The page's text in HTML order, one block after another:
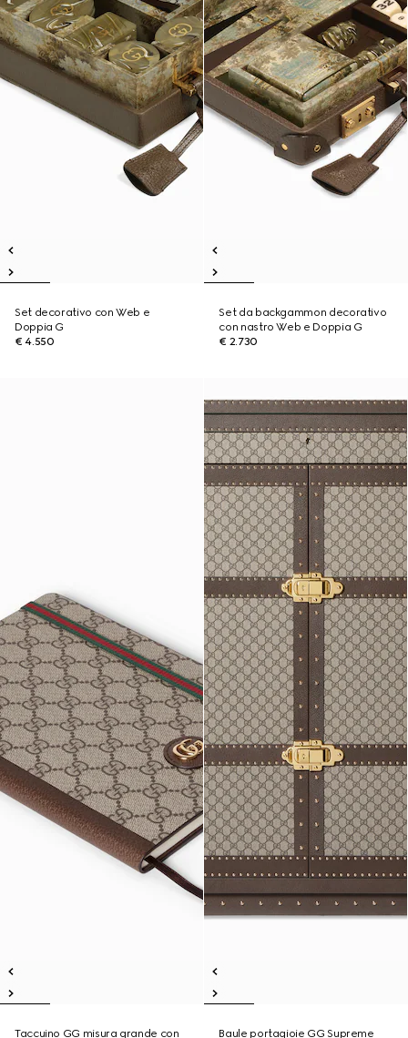
Set decorativo con Web e
Doppia G
€ 4.550
Set da backgammon decorativo
con nastro Web e Doppia G
€ 2.730
Taccuino GG misura grande con Baule portagioie GG Supreme